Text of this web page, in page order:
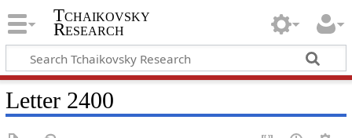
Tchaikovsky
Research
Letter 2400